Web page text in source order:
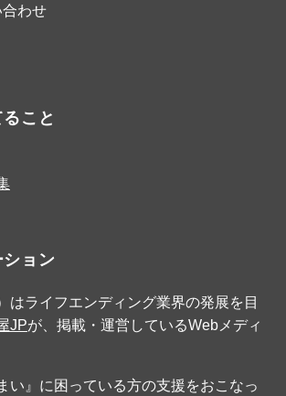
わせ
こと
ョン
はライフエンディング業界の発展を目
JPが、掲載・運営しているWebメディ
い』に困っている方の支援をおこなっ